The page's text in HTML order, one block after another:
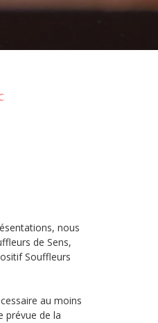
nous
de Sens,
Souffleurs
au moins
prévue de la